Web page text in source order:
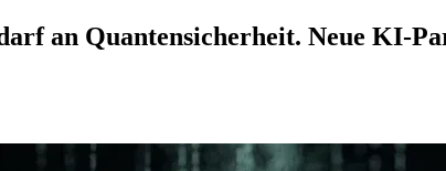
an Quantensicherheit. Neue KI-